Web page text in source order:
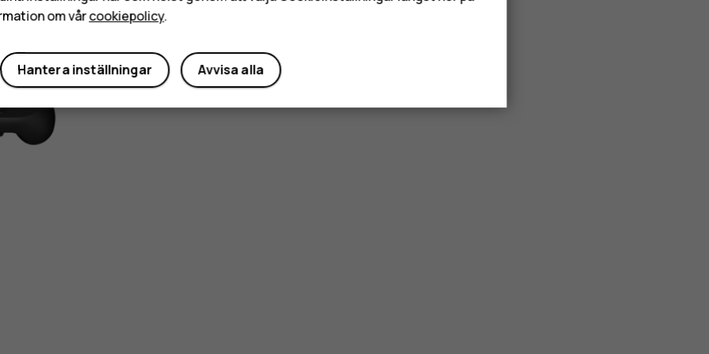
om vårcookiepolicy.
Avvisa alla
Hantera inställningar